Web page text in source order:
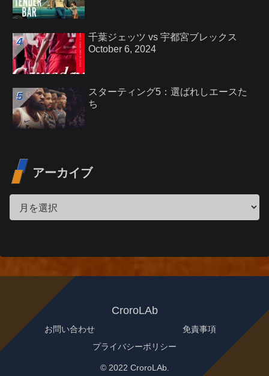
千葉ジェッツ vs 宇都宮ブレックス
October 6, 2024
スターティング5：選ばれしエースた
ち
アーカイブ
CroroLAb
お問い合わせ
免責事項
プライバシーポリシー
© 2022 CroroLAb.